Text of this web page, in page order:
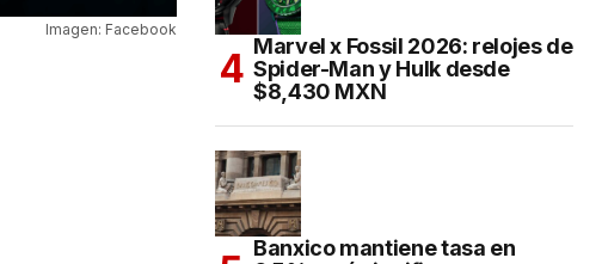
Imagen: Facebook
Marvel x Fossil 2026: relojes de
Spider-Man y Hulk desde
$8,430 MXN
Banxico mantiene tasa en